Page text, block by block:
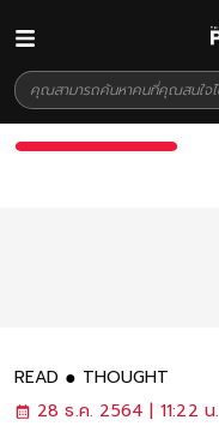
READ
THOUGHT
28 ธ.ค. 2564 | 11:22 น.